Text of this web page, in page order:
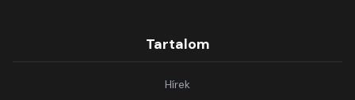
Tartalom
Hírek